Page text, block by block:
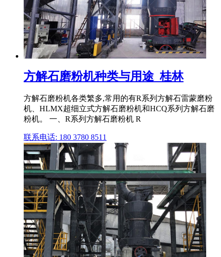
方解石磨粉机种类与用途_桂林
方解石磨粉机各类繁多,常用的有R系列方解石雷蒙磨粉
机、HLMX超细立式方解石磨粉机和HCQ系列方解石磨
粉机。 一、R系列方解石磨粉机 R
联系电话: 180 3780 8511